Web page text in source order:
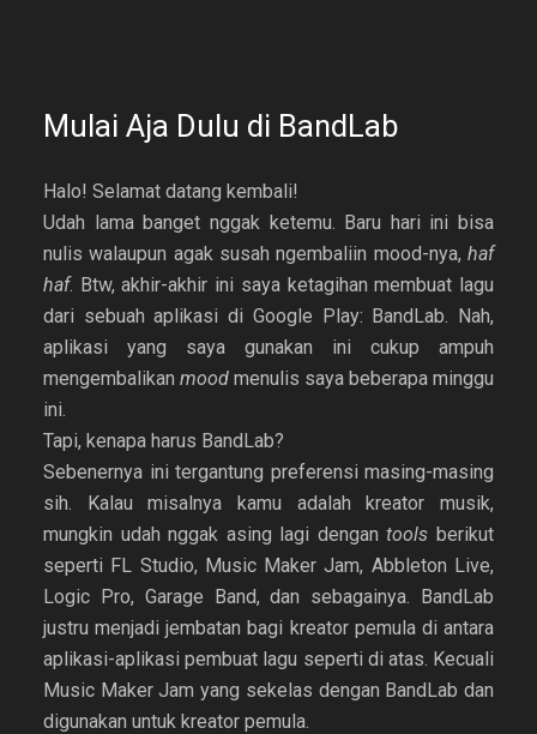
Mulai Aja Dulu di BandLab
Halo! Selamat datang kembali!
Udah lama banget nggak ketemu. Baru hari ini bisa
nulis walaupun agak susah ngembaliin mood-nya, haf
haf. Btw, akhir-akhir ini saya ketagihan membuat lagu
dari sebuah aplikasi di Google Play: BandLab. Nah,
aplikasi yang saya gunakan ini cukup ampuh
mengembalikan mood menulis saya beberapa minggu
ini.
Tapi, kenapa harus BandLab?
Sebenernya ini tergantung preferensi masing-masing
sih. Kalau misalnya kamu adalah kreator musik,
mungkin udah nggak asing lagi dengantools berikut
seperti FL Studio, Music Maker Jam, Abbleton Live,
Logic Pro, Garage Band, dan sebagainya. BandLab
justru menjadi jembatan bagi kreator pemula di antara
aplikasi-aplikasi pembuat lagu seperti di atas. Kecuali
Music Maker Jam yang sekelas dengan BandLab dan
digunakan untuk kreator pemula.